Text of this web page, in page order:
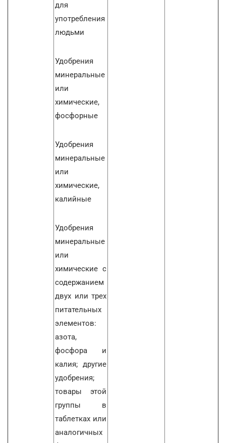
для
употребления
людьми
Удобрения
минеральные
или
химические,
фосфорные
Удобрения
минеральные
или
химические,
калийные
Удобрения
минеральные
или
химические с
содержанием
двух или трех
питательных
элементов:
азота,
фосфора и
калия; другие
удобрения;
товары этой
группы в
таблетках или
аналогичных